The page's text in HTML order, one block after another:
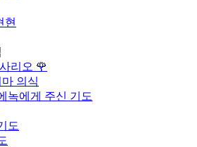
현
리오 🌹
의식
녹에게 주신 기도
도